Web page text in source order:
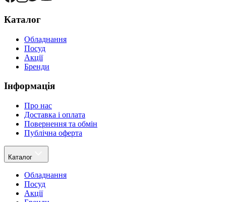
Каталог
Обладнання
Посуд
Акції
Бренди
Інформація
Про нас
Доставка і оплата
Повернення та обмін
Публічна оферта
Каталог
Обладнання
Посуд
Акції